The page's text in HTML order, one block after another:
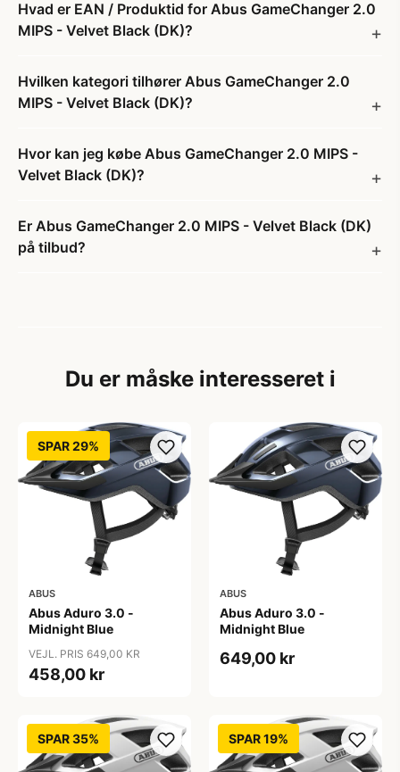
Hvad er EAN / Produktid for Abus GameChanger 2.0
MIPS - Velvet Black (DK)?
Hvilken kategori tilhører Abus GameChanger 2.0
MIPS - Velvet Black (DK)?
Hvor kan jeg købe Abus GameChanger 2.0 MIPS -
Velvet Black (DK)?
Er Abus GameChanger 2.0 MIPS - Velvet Black (DK)
på tilbud?
Du er måske interesseret i
SPAR 29%
ABUS
Abus Aduro 3.0 -
Midnight Blue
VEJL. PRIS 649,00 KR
458,00 kr
ABUS
Abus Aduro 3.0 -
Midnight Blue
649,00 kr
SPAR 35% SPAR 19%